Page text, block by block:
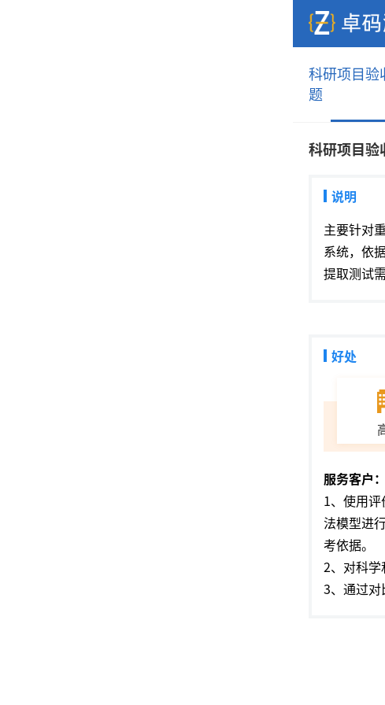
科研项目验
题
科研项目验
说明
主要针对
系统，依
提取测试
好处
服务客户
1、 使用
法模型进
考依据。
2、 对科学
3、 通过对